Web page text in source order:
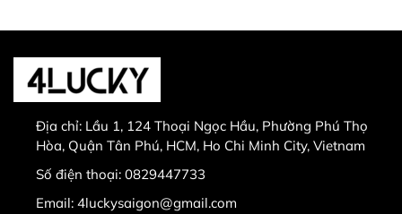
Thời gian đổi hàng trong vòng từ
ngày nhận hàng.
Thời gian được tính từ thời điểm xuất hóa đơn.
Sản phẩm chưa qua sử dụng, không bị dơ bẩn, còn
nguyên tem mác, hộp / bao bì sản phẩm đi kèm
(nếu có).
Địa chỉ: Lầu 1, 124 Thoại Ngọc Hầu, Phường Phú Thọ
Hòa, Quận Tân Phú, HCM, Ho Chi Minh City, Vietnam
Số điện thoại: 0829447733
Email: 4luckysaigon@gmail.com